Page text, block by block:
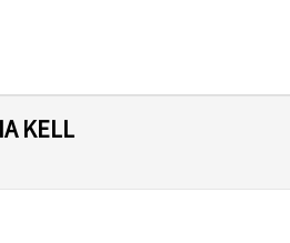
KELL